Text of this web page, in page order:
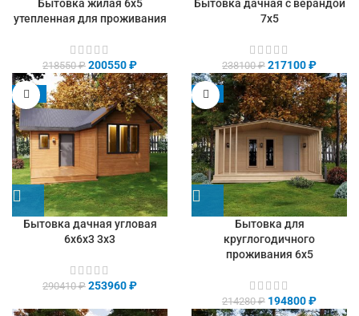
Бытовка жилая 6х5
утепленная для проживания
218550₽ 200550₽
Бытовка дачная с верандой
7х5
238100₽ 217100₽
-13%
Бытовка дачная угловая
6х6х3 3х3
290410₽ 253960₽
-9%
Бытовка для
круглогодичного
проживания 6х5
214280₽ 194800₽